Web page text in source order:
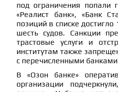
под ограничения попали
«Реалист банк», «Банк
позиций в списке
шесть судов. Санкции
трастовые услуги и
институтам также
с перечисленными
В «Озон банке»
организации